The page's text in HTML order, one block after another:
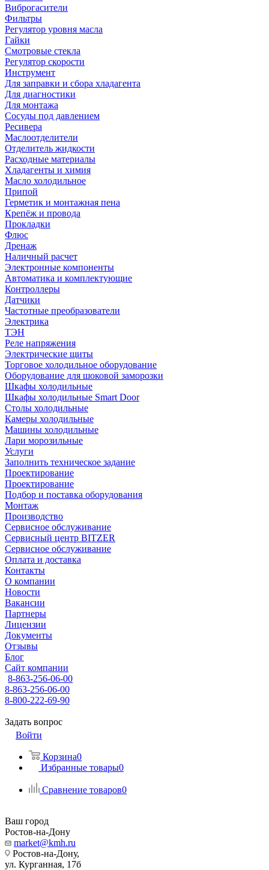
Виброгасители
Фильтры
Регулятор уровня масла
Гайки
Смотровые стекла
Регулятор скорости
Инструмент
Для заправки и сбора хладагента
Для диагностики
Для монтажа
Сосуды под давлением
Ресивера
Маслоотделители
Отделитель жидкости
Расходные материалы
Хладагенты и химия
Масло холодильное
Припой
Герметик и монтажная пена
Крепёж и провода
Прокладки
Флюс
Дренаж
Наличный расчет
Электронные компоненты
Автоматика и комплектующие
Контроллеры
Датчики
Частотные преобразователи
Электрика
ТЭН
Реле напряжения
Электрические щиты
Торговое холодильное оборудование
Оборудование для шоковой заморозки
Шкафы холодильные
Шкафы холодильные Smart Door
Столы холодильные
Камеры холодильные
Машины холодильные
Лари морозильные
Услуги
Заполнить техническое задание
Проектирование
Проектирование
Подбор и поставка оборудования
Монтаж
Производство
Сервисное обслуживание
Сервисный центр BITZER
Сервисное обслуживание
Оплата и доставка
Контакты
О компании
Новости
Вакансии
Партнеры
Лицензии
Документы
Отзывы
Блог
Сайт компании
8-863-256-06-00
8-863-256-06-00
8-800-222-69-90
Задать вопрос
Войти
Корзина0
Избранные товары0
Сравнение товаров0
Ваш город
Ростов-на-Дону
market@kmh.ru
Ростов-на-Дону,
ул. Курганная, 17б